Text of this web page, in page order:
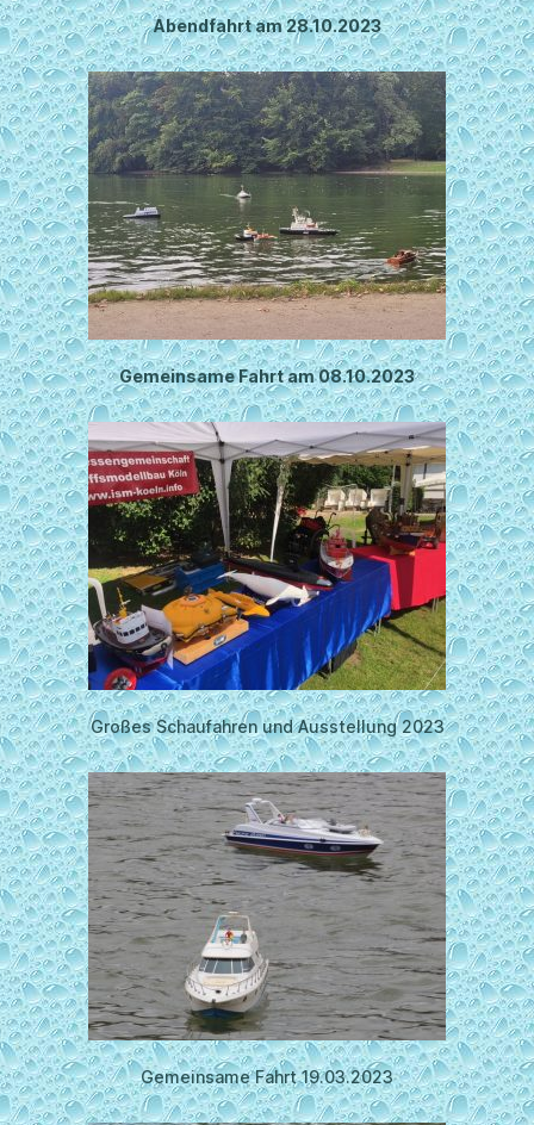
Abendfahrt am 28.10.2023
Gemeinsame Fahrt am 08.10.2023
Großes Schaufahren und Ausstellung 2023
Gemeinsame Fahrt 19.03.2023